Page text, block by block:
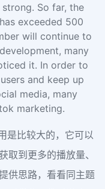
So far, the
exceeded 500
will continue to
many
it. In order to
and keep up
media, many
marketing.
是比较大的，它可以
取到更多的播放量、
供思路，看看同主题